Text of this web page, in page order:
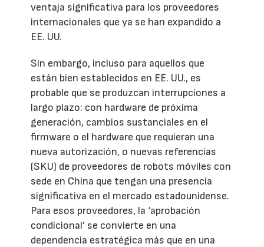
ventaja significativa para los proveedores
internacionales que ya se han expandido a
EE. UU.
Sin embargo, incluso para aquellos que
están bien establecidos en EE. UU., es
probable que se produzcan interrupciones a
largo plazo: con hardware de próxima
generación, cambios sustanciales en el
firmware o el hardware que requieran una
nueva autorización, o nuevas referencias
(SKU) de proveedores de robots móviles con
sede en China que tengan una presencia
significativa en el mercado estadounidense.
Para esos proveedores, la ‘aprobación
condicional’ se convierte en una
dependencia estratégica más que en una